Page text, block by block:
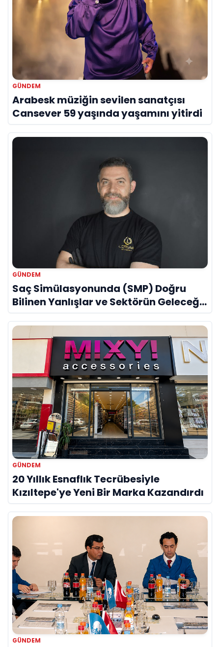
GÜNDEM
Arabesk müziğin sevilen sanatçısı
Cansever 59 yaşında yaşamını yitirdi
GÜNDEM
Saç Simülasyonunda (SMP) Doğru
Bilinen Yanlışlar ve Sektörün Geleceği:
Onur Akdeniz ile Özel Röportaj
GÜNDEM
20 Yıllık Esnaflık Tecrübesiyle
Kızıltepe'ye Yeni Bir Marka Kazandırdı
GÜNDEM